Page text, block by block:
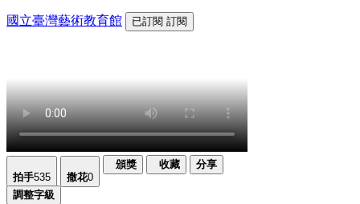
國立臺灣藝術教育館 已訂閱 訂閱
拍手535 撒花0
頒獎 收藏 分享
調整字級